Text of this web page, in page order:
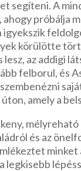
segíteni. A
próbálja
igyekszik
körülötte
az addigi
felborul, és
amely a
és az
minket
legkisebb